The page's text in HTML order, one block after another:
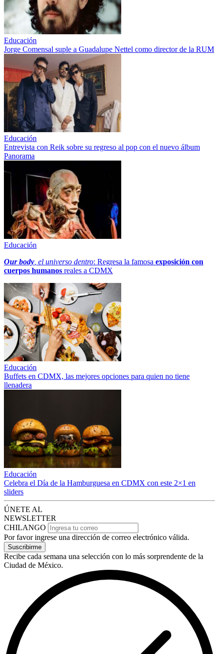
Educación
Jorge Comensal suple a Guadalupe Nettel como director de la RUM
Educación
Entrevista con Reik sobre su regreso al pop con el nuevo álbum
Panorama
Educación
Our body , el universo dentro: Regresa la famosa exposición con
cuerpos humanos reales a CDMX
Educación
Buffets en CDMX, las mejores opciones para quien no tiene
llenadera
Educación
Celebra el Día de la Hamburguesa en CDMX con este 2×1 en
sliders
ÚNETE AL
NEWSLETTER
CHILANGO
Por favor ingrese una dirección de correo electrónico válida.
Suscribirme
Recibe cada semana una selección con lo más sorprendente de la
Ciudad de México.